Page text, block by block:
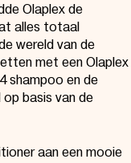
Olaplex de
alles totaal
wereld van de
met een Olaplex
shampoo en de
basis van de
aan een mooie